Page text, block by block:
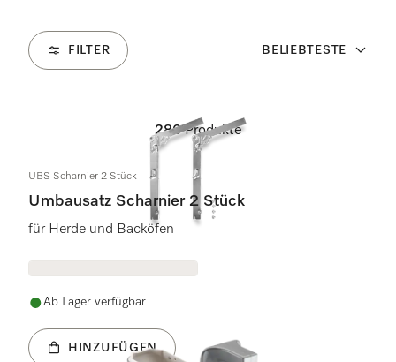
FILTER BELIEBTESTE
286 Produkte
UBS Scharnier 2 Stück
Umbausatz Scharnier 2 Stück
für Herde und Backöfen
Ab Lager verfügbar
HINZUFÜGEN